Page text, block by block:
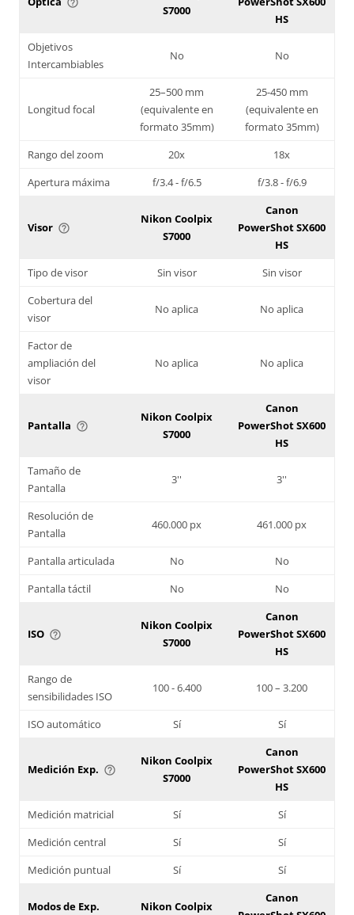
help_outline
S7000
HS
Objetivos
Intercambiables
No No
Longitud focal
25–500 mm
(equivalente en
formato 35mm)
25-450 mm
(equivalente en
formato 35mm)
Rango del zoom
20x
18x
Apertura máxima
f/3.4 - f/6.5 f/3.8 - f/6.9
Visor help_outline
Nikon Coolpix
S7000
Canon
PowerShot SX600
HS
Tipo de visor
Sin visor
Sin visor
Cobertura del
visor
No aplica No aplica
Factor de
ampliación del
visor
No aplica No aplica
Pantalla help_outline
Nikon Coolpix
S7000
Canon
PowerShot SX600
HS
Tamaño de
Pantalla
3'' 3''
Resolución de
Pantalla
460.000 px 461.000 px
Pantalla articulada No
No
Pantalla táctil
No No
ISO help_outline
Nikon Coolpix
S7000
Canon
PowerShot SX600
HS
Rango de
sensibilidades ISO
100 - 6.400 100 – 3.200
ISO automático Sí Sí
Medición Exp. help_outline
Nikon Coolpix
S7000
Canon
PowerShot SX600
HS
Medición matricial
Sí
Sí
Medición central
Sí
Sí
Medición puntual
Sí Sí
Modos de Exp. Nikon Coolpix
Canon